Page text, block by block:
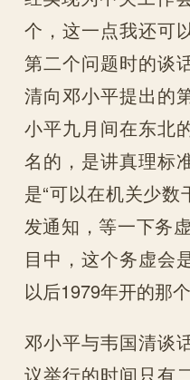
个，这一点我还可
第二个问题时的谈
清向邓小平提出的
小平九月间在东北
名的，是讲真理标
是“可以在机关少
发通知，等一下务
目中，这个务虚会
以后1979年开的那个
邓小平与韦国清谈
议举行的时间只有